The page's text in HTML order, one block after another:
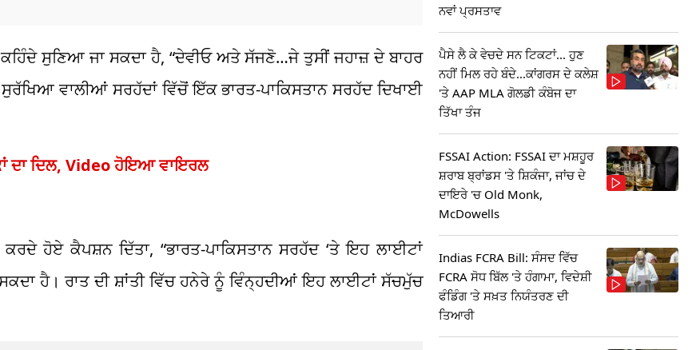
ਸੁਣਿਆ ਜਾ ਸਕਦਾ ਹੈ, “ਦੇਵੀਓ ਅਤੇ ਸੱਜਣੋ…ਜੇ ਤੁਸੀਂ ਜਹਾਜ਼ ਦੇ ਬਾਹਰ
ਵਾਲੀਆਂ ਸਰਹੱਦਾਂ ਵਿੱਚੋਂ ਇੱਕ ਭਾਰਤ-ਪਾਕਿਸਤਾਨ ਸਰਹੱਦ ਦਿਖਾਈ
ਦਾ ਦਿਲ, Video ਹੋਇਆ ਵਾਇਰਲ
ਹੋਏ ਕੈਪਸ਼ਨ ਦਿੱਤਾ, “ਭਾਰਤ-ਪਾਕਿਸਤਾਨ ਸਰਹੱਦ ‘ਤੇ ਇਹ ਲਾਈਟਾਂ
ਹੈ। ਰਾਤ ਦੀ ਸ਼ਾਂਤੀ ਵਿੱਚ ਹਨੇਰੇ ਨੂੰ ਵਿੰਨ੍ਹਦੀਆਂ ਇਹ ਲਾਈਟਾਂ ਸੱਚਮੁੱਚ
ਨਵਾਂ ਪ੍ਰਸਤਾਵ
ਪੈਸੇ ਲੈ ਕੇ ਵੇਚਦੇ ਸਨ ਟਿਕਟਾਂ... ਹੁਣ
ਨਹੀਂ ਮਿਲ ਰਹੇ ਬੰਦੇ...ਕਾਂਗਰਸ ਦੇ ਕਲੇਸ਼
'ਤੇ AAP MLA ਗੋਲਡੀ ਕੰਬੋਜ ਦਾ
ਤਿੱਖਾ ਤੰਜ
FSSAI Action: FSSAI ਦਾ ਮਸ਼ਹੂਰ
ਸ਼ਰਾਬ ਬ੍ਰਾਂਡਸ 'ਤੇ ਸ਼ਿਕੰਜਾ, ਜਾਂਚ ਦੇ
ਦਾਇਰੇ 'ਚ Old Monk,
McDowells
Indias FCRA Bill: ਸੰਸਦ ਵਿੱਚ
FCRA ਸੋਧ ਬਿੱਲ 'ਤੇ ਹੰਗਾਮਾ, ਵਿਦੇਸ਼ੀ
ਫੰਡਿੰਗ 'ਤੇ ਸਖ਼ਤ ਨਿਯੰਤਰਣ ਦੀ
ਤਿਆਰੀ